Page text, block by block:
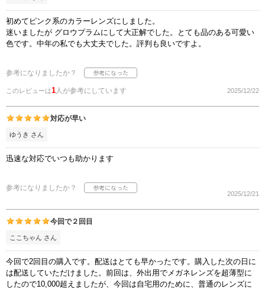
初めてピンク系のカラーレンズにしました。
迷いましたが グロウプラムにして大正解でした。とても品のある可愛い
色です。中年の私でも大丈夫でした。評判も良いですよ。
参考になりましたか？
このレビューは1 人が参考にしています 2025/12/22
対応が早い
ゆうき さん
迅速な対応でいつも助かります
参考になりましたか？
2025/12/21
今回で２回目
ここちゃん さん
今回で2回目の購入です。配送はとても早かったです。購入した次の日に
は配送していただけました。前回は、外出用でメガネレンズを超薄型に
したので10,000超えましたが、今回は自宅用のために、普通のレンズに